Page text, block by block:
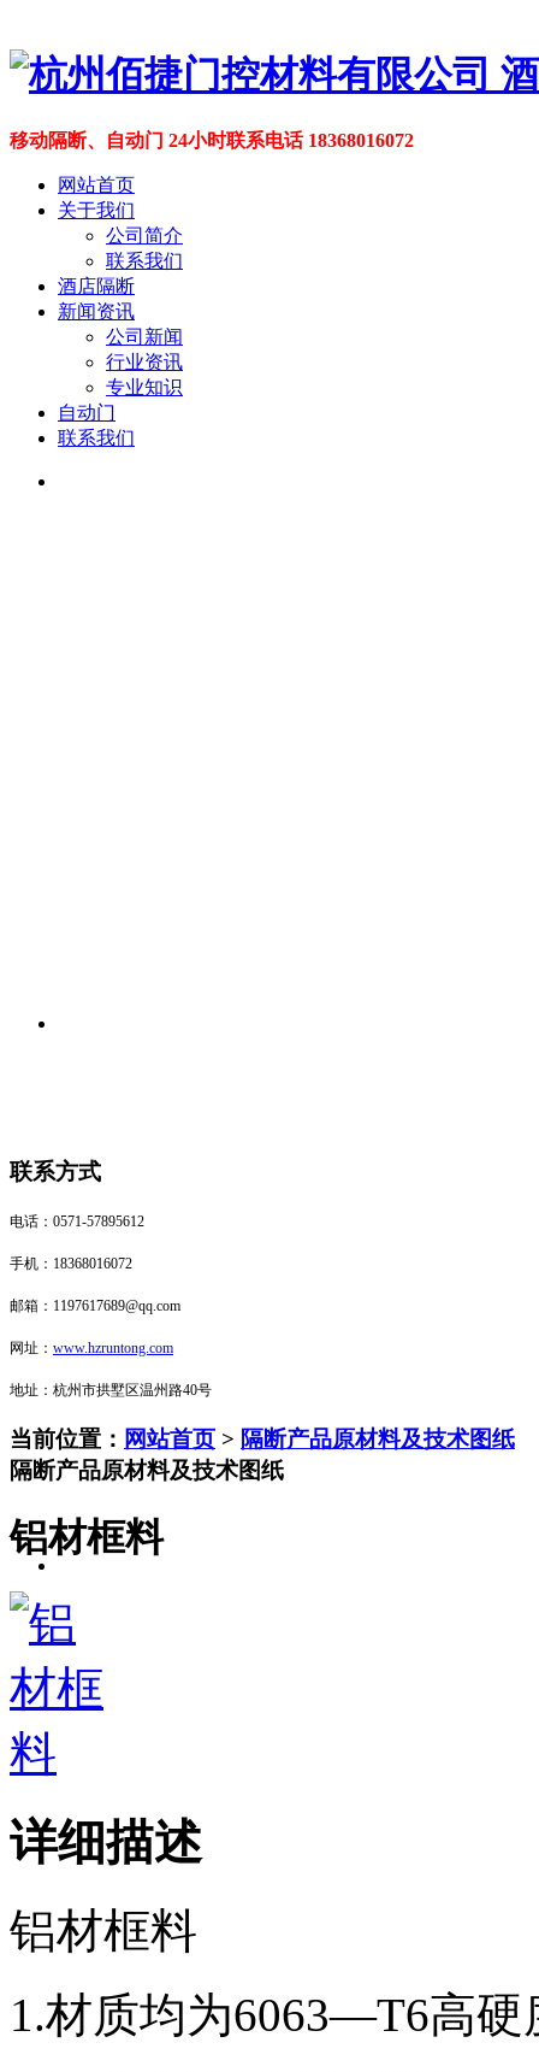
移动隔断、自动门 24小时联系电话 18368016072
网站首页
关于我们
公司简介
联系我们
酒店隔断
新闻资讯
公司新闻
行业资讯
专业知识
自动门
联系我们
联系方式
电话：0571-57895612
手机：18368016072
邮箱：1197617689@qq.com
网址： www.hzruntong.com
地址：杭州市拱墅区温州路40号
当前位置： 网站首页 > 隔断产品原材料及技术图纸
隔断产品原材料及技术图纸
​铝材框料
详细描述
铝材框料
1.材质均为6063—T6高